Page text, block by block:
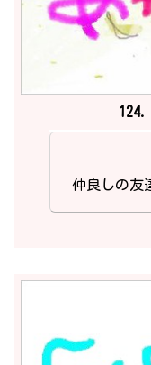
124.
仲良しの友